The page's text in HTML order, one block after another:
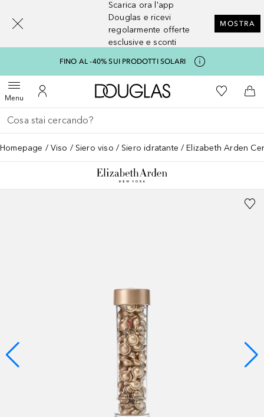
Scarica ora l'app
Douglas e ricevi
regolarmente offerte
esclusive e sconti
MOSTRA
FINO AL -40% SUI PRODOTTI SOLARI
MenuApri menuAl Mio Account
A Douglas HomeAlla Mia
Al
Torna indietro
Esegui ricerca
Homepage Viso Siero viso Siero idratante Elizabeth Arden
[navigation.slideout.screenreader]